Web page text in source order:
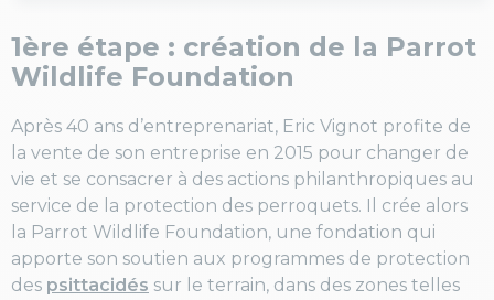
1ère étape : création de la Parrot
Wildlife Foundation
Après 40 ans d’entreprenariat, Eric Vignot profite de
la vente de son entreprise en 2015 pour changer de
vie et se consacrer à des actions philanthropiques au
service de la protection des perroquets. Il crée alors
la Parrot Wildlife Foundation, une fondation qui
apporte son soutien aux programmes de protection
des psittacidés sur le terrain, dans des zones telles